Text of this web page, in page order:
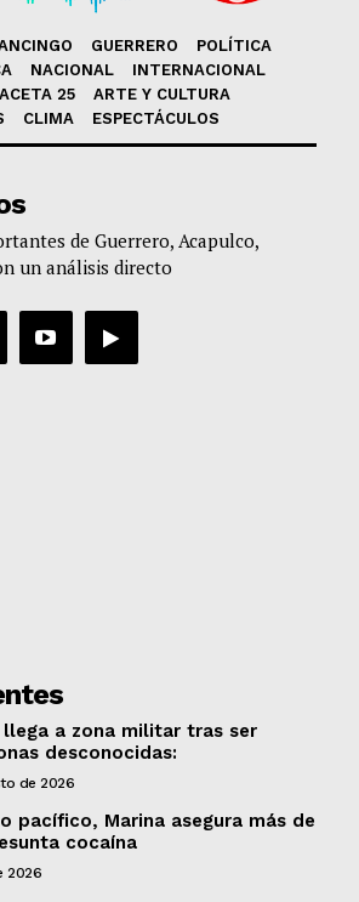
GUERRERO
POLÍTICA
NACIONAL
INTERNACIONAL
25
ARTE Y CULTURA
CLIMA ESPECTÁCULOS
de Guerrero, Acapulco,
un análisis directo
a zona militar tras ser
desconocidas:
de 2026
pacífico, Marina asegura más de
cocaína
2026